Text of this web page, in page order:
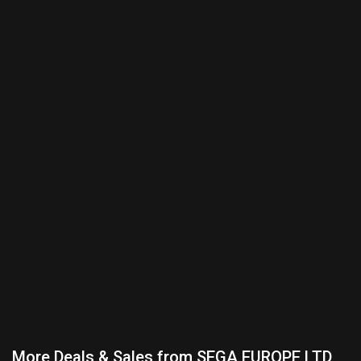
More Deals & Sales from SEGA EUROPE LTD